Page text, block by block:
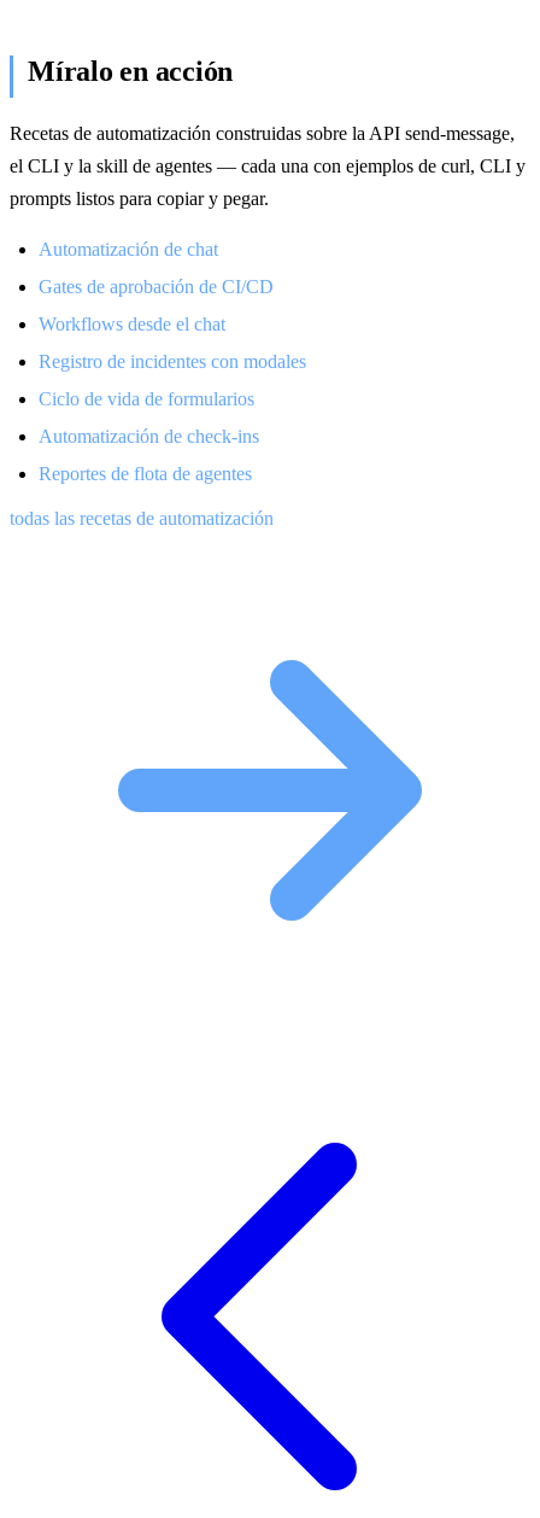
Míralo en acción
Recetas de automatización construidas sobre la API send-message,
el CLI y la skill de agentes — cada una con ejemplos de curl, CLI y
prompts listos para copiar y pegar.
Automatización de chat
Gates de aprobación de CI/CD
Workflows desde el chat
Registro de incidentes con modales
Ciclo de vida de formularios
Automatización de check-ins
Reportes de flota de agentes
todas las recetas de automatización